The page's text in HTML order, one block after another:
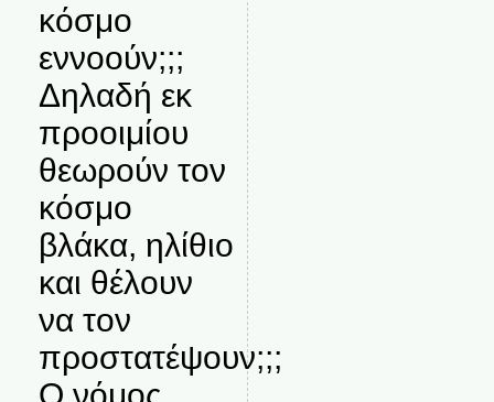
κόσμο
εννοούν;;;
Δηλαδή εκ
προοιμίου
θεωρούν τον
κόσμο
βλάκα, ηλίθιο
και θέλουν
να τον
προστατέψουν;;;